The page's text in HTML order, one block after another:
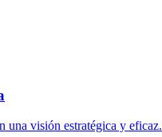
una visión estratégica y eficaz.